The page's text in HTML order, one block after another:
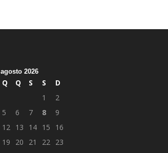
agosto 2026
Q Q S S
D
1
2
5 6 7 8
9
12 13 14 15
16
19 20 21 22 23